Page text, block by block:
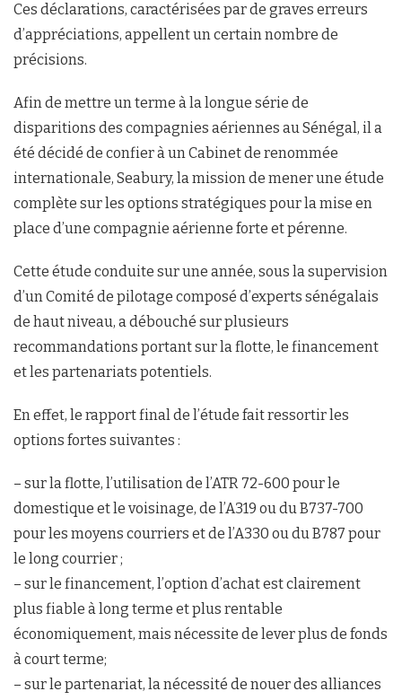
Ces déclarations, caractérisées par de graves erreurs
d’appréciations, appellent un certain nombre de
précisions.
Afin de mettre un terme à la longue série de
disparitions des compagnies aériennes au Sénégal, il a
été décidé de confier à un Cabinet de renommée
internationale, Seabury, la mission de mener une étude
complète sur les options stratégiques pour la mise en
place d’une compagnie aérienne forte et pérenne.
Cette étude conduite sur une année, sous la supervision
d’un Comité de pilotage composé d’experts sénégalais
de haut niveau, a débouché sur plusieurs
recommandations portant sur la flotte, le financement
et les partenariats potentiels.
En effet, le rapport final de l’étude fait ressortir les
options fortes suivantes :
– sur la flotte, l’utilisation de l’ATR 72-600 pour le
domestique et le voisinage, de l’A319 ou du B737-700
pour les moyens courriers et de l’A330 ou du B787 pour
le long courrier ;
– sur le financement, l’option d’achat est clairement
plus fiable à long terme et plus rentable
économiquement, mais nécessite de lever plus de fonds
à court terme;
– sur le partenariat, la nécessité de nouer des alliances